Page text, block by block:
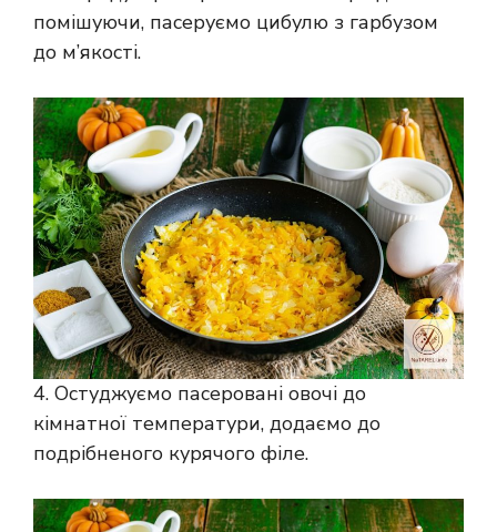
помішуючи, пасеруємо цибулю з гарбузом
до м’якості.
4. Остуджуємо пасеровані овочі до
кімнатної температури, додаємо до
подрібненого курячого філе.